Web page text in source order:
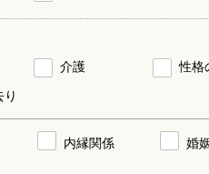
介護 性格
内縁関係
婚